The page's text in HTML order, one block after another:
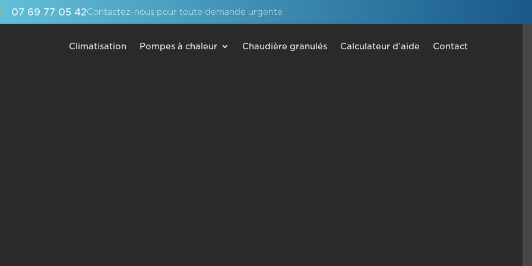
07 69 77 05 42Contactez-nous pour toute demande urgente
Climatisation Pompes à chaleur Chaudière granulés Calculateur d’aide Contact